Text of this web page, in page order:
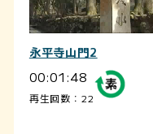
永平寺山門2
00:01:48
再生回数：22